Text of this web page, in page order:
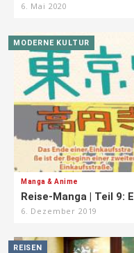
6. Mai 2020
MODERNE KULTUR
Manga & Anime
Reise-Manga | Teil 9:
6. Dezember 2019
REISEN